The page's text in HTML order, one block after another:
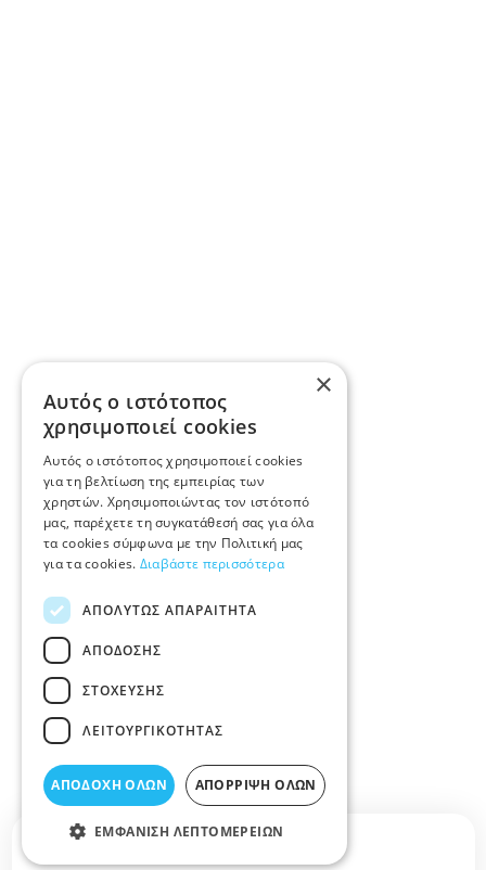
Σχετικά άρθρα στο elarisa blog
×
Αυτός ο ιστότοπος
χρησιμοποιεί cookies
Αυτός ο ιστότοπος χρησιμοποιεί cookies
για τη βελτίωση της εμπειρίας των
χρηστών. Χρησιμοποιώντας τον ιστότοπό
μας, παρέχετε τη συγκατάθεσή σας για όλα
τα cookies σύμφωνα με την Πολιτική μας
για τα cookies. Διαβάστε περισσότερα
ΑΠΟΛΎΤΩΣ ΑΠΑΡΑΊΤΗΤΑ
ΑΠΌΔΟΣΗΣ
ΣΤΌΧΕΥΣΗΣ
ΛΕΙΤΟΥΡΓΙΚΌΤΗΤΑΣ
ΑΠΟΔΟΧΉ ΌΛΩΝ ΑΠΌΡΡΙΨΗ ΌΛΩΝ
ΕΜΦΆΝΙΣΗ ΛΕΠΤΟΜΕΡΕΙΏΝ